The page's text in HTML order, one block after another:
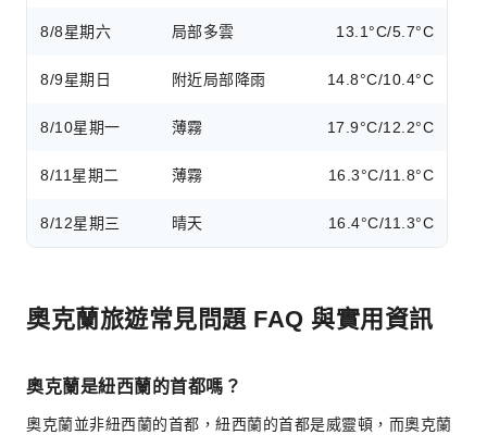
8/8星期六 局部多雲 13.1°C/5.7°C
8/9星期日 附近局部降雨 14.8°C/10.4°C
8/10星期一 薄霧 17.9°C/12.2°C
8/11 星期二 薄霧 16.3°C/11.8°C
8/12星期三 晴天 16.4°C/11.3°C
奧克蘭旅遊常見問題 FAQ 與實用資訊
奧克蘭是紐西蘭的首都嗎？
奧克蘭並非紐西蘭的首都，紐西蘭的首都是威靈頓，而奧克蘭